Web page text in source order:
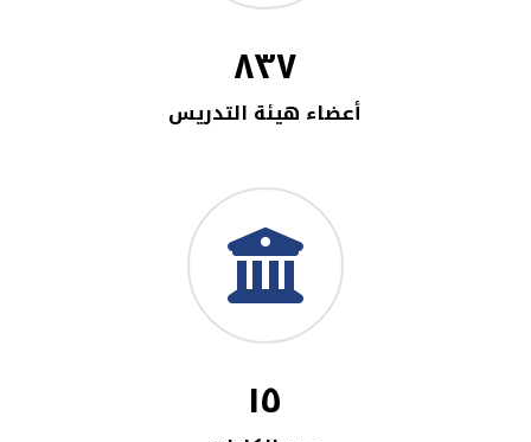
٨٣٧
أعضاء هيئة التدريس
١٥